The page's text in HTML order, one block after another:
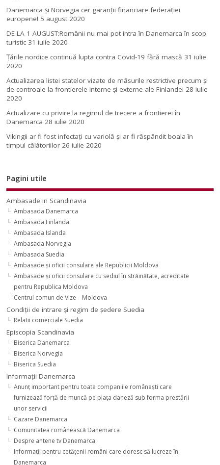
Danemarca și Norvegia cer garanții financiare federației
europene! 5 august 2020
DE LA 1 AUGUST:Românii nu mai pot intra în Danemarca în scop
turistic 31 iulie 2020
Țările nordice continuă lupta contra Covid-19 fără mască 31 iulie
2020
Actualizarea listei statelor vizate de măsurile restrictive precum și
de controale la frontierele interne și externe ale Finlandei 28 iulie
2020
Actualizare cu privire la regimul de trecere a frontierei în
Danemarca 28 iulie 2020
Vikingii ar fi fost infectaţi cu variolă şi ar fi răspândit boala în
timpul călătoriilor 26 iulie 2020
Pagini utile
Ambasade in Scandinavia
Ambasada Danemarca
Ambasada Finlanda
Ambasada Islanda
Ambasada Norvegia
Ambasada Suedia
Ambasade şi oficii consulare ale Republicii Moldova
Ambasade şi oficii consulare cu sediul în străinătate, acreditate
pentru Republica Moldova
Centrul comun de Vize – Moldova
Condiţii de intrare şi regim de şedere Suedia
Relatii comerciale Suedia
Episcopia Scandinavia
Biserica Danemarca
Biserica Norvegia
Biserica Suedia
Informaţii Danemarca
Anunţ important pentru toate companiile româneşti care
furnizează forţă de muncă pe piaţa daneză sub forma prestării
unor servicii
Cazare Danemarca
Comunitatea românească Danemarca
Despre antene tv Danemarca
Informaţii pentru cetăţenii români care doresc să lucreze în
Danemarca